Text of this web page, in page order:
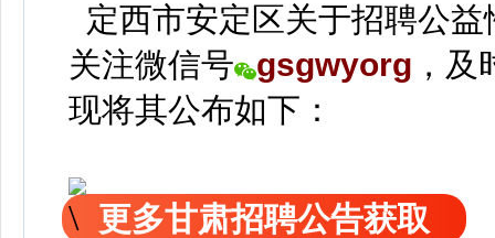
定西市安定区关于招聘公
关注微信号 gsgwyorg ， 及
现将其公布如下：
更多甘肃招聘公告获取